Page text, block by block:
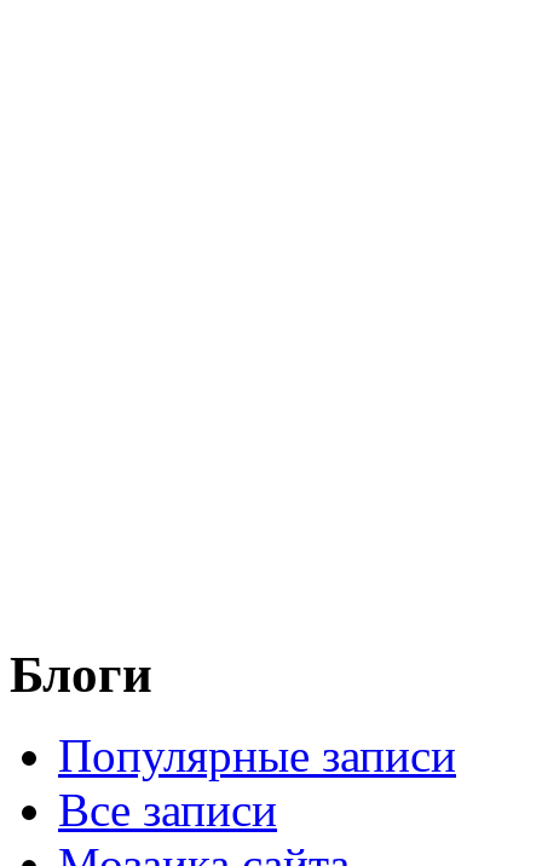
Блоги
Популярные записи
Все записи